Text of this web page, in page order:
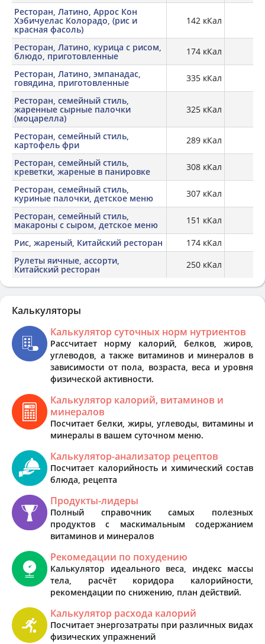
Ресторан, Латино, Аррос Кон
Хэбичуелас Колорадо, (рис и
красная фасоль)
142 кКал
Ресторан, Латино, курица с рисом,
блюдо, приготовленные 174 кКал
Ресторан, Латино, эмпанадас,
говядина, приготовленные 335 кКал
Ресторан, семейный стиль,
жаренные сырные палочки
(моцарелла)
325 кКал
Ресторан, семейный стиль,
картофель фри 289 кКал
Ресторан, семейный стиль,
креветки, жареные в панировке 308 кКал
Ресторан, семейный стиль,
куриные палочки, детское меню 307 кКал
Ресторан, семейный стиль,
макароны с сыром, детское меню 151 кКал
Рис, жареный, Китайский ресторан
174 кКал
Рулеты яичные, ассорти,
Китайский ресторан 250 кКал
Калькуляторы
Калькулятор суточных норм нутриентов
Рассчитает норму калорий, белков, жиров,
углеводов, а также витаминов и минералов в
зависимости от пола, возраста, веса и уровня
физической активности.
Калькулятор калорий, витаминов и
минералов
Посчитает белки, жиры, углеводы, витамины и
минералы в вашем суточном меню.
Калькулятор-анализатор рецептов
Посчитает калорийность и химический состав
блюда, рецепта
Продукты-лидеры
Полный справочник самых полезных
продуктов с маскимальным содержанием
витаминов и минералов
Рекомедации по похудению
Калькулятор идеального веса, индекс массы
тела, расчёт коридора калорийности,
рекомендации по снижению, план действий.
Калькулятор расхода калорий
Посчитает энергозатраты при различных видах
физических упражнений